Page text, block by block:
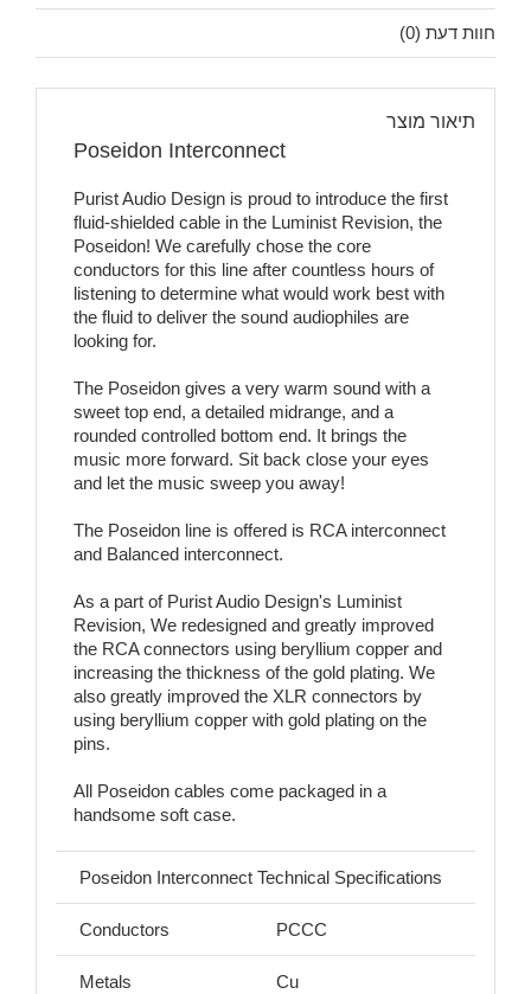
חוות דעת (0)
תיאור מוצר
Poseidon Interconnect
Purist Audio Design is proud to introduce the first
fluid-shielded cable in the Luminist Revision, the
Poseidon! We carefully chose the core
conductors for this line after countless hours of
listening to determine what would work best with
the fluid to deliver the sound audiophiles are
looking for.
The Poseidon gives a very warm sound with a
sweet top end, a detailed midrange, and a
rounded controlled bottom end. It brings the
music more forward. Sit back close your eyes
and let the music sweep you away!
The Poseidon line is offered is RCA interconnect
and Balanced interconnect.
As a part of Purist Audio Design's Luminist
Revision, We redesigned and greatly improved
the RCA connectors using beryllium copper and
increasing the thickness of the gold plating. We
also greatly improved the XLR connectors by
using beryllium copper with gold plating on the
pins.
All Poseidon cables come packaged in a
handsome soft case.
Poseidon Interconnect Technical Specifications
Conductors PCCC
Metals Cu